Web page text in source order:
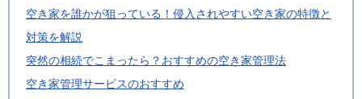
空き家を誰かが狙っている！侵入されやすい空き家の特徴と
対策を解説
突然の相続でこまったら？おすすめの空き家管理法
空き家管理サービスのおすすめ